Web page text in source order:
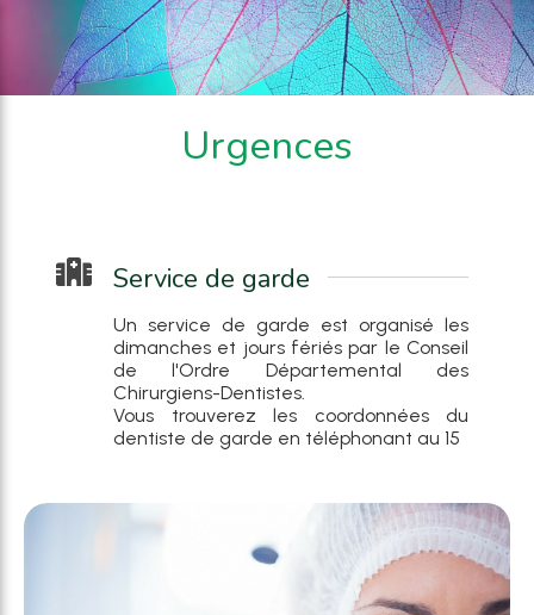
Urgences
Service de garde
Un service de garde est organisé les
dimanches et jours fériés par le Conseil
de l'Ordre Départemental des
Chirurgiens-Dentistes.
Vous trouverez les coordonnées du
dentiste de garde en téléphonant au 15